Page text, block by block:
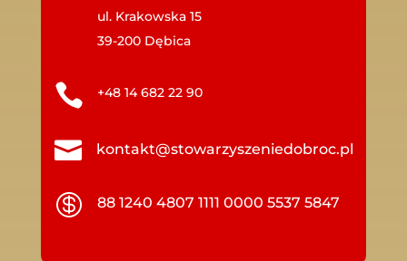
ul. Krakowska 15
39-200 Dębica
 +48 14 682 22 90
 kontakt@stowarzyszeniedobroc.pl
 88 1240 4807 1111 0000 5537 5847